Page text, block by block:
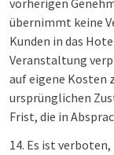
vorherigen
übernimmt keine
Kunden in das
Veranstaltung
auf eigene Kosten
ursprünglichen
Frist, die in
14. Es ist